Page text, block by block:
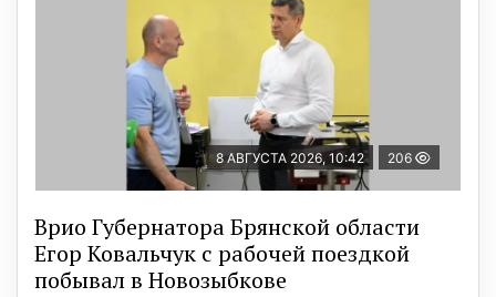
8 АВГУСТА 2026, 10:42 206
Врио Губернатора Брянской области
Егор Ковальчук с рабочей поездкой
побывал в Новозыбкове